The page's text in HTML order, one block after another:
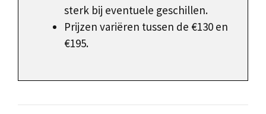
sterk bij eventuele geschillen.
Prijzen variëren tussen de €130 en
€195.